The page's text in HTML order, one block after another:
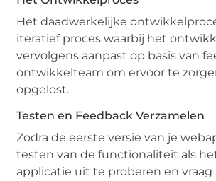
Het daadwerkelijke
iteratief proces waarbij het
vervolgens aanpast op basis van
ontwikkelteam om ervoor te
opgelost.
Testen en Feedback Verzamelen
Zodra de eerste versie van je
testen van de functionaliteit als
applicatie uit te proberen en